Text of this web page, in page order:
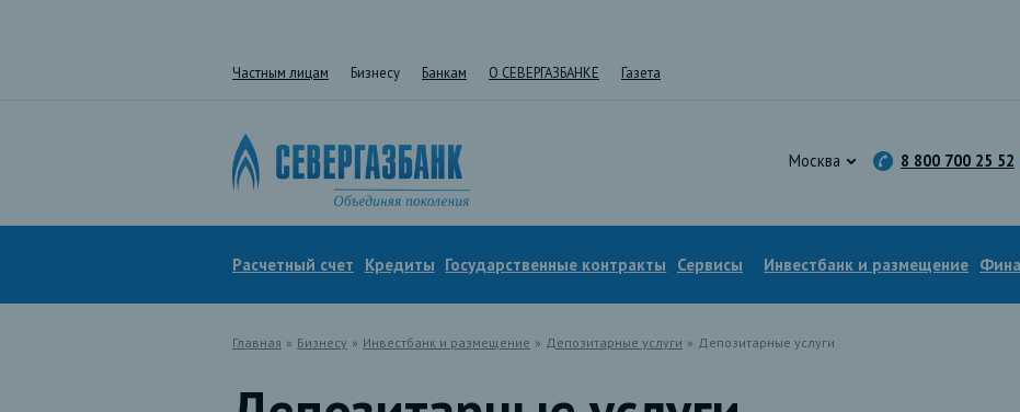
Частным лицам Бизнесу Банкам О СЕВЕРГАЗБАНКЕ Газета
Москва 8 800 700 25 52
Расчетный счет Кредиты Государственные контракты Сервисы Инвестбанк и размещение
Главная » Бизнесу » Инвестбанк и размещение » Депозитарные услуги » Депозитарные услуги